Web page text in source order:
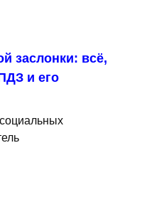
заслонки: всё,
и его